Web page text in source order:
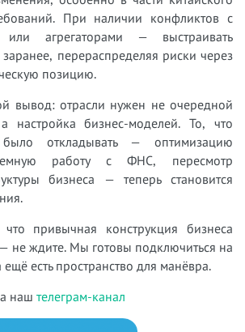
При наличии конфликтов с
или агрегаторами — выстраивать
перераспределяя риски через
позицию.
вывод: отрасли нужен не очередной
настройка бизнес-моделей. То, что
откладывать — оптимизацию
работу с ФНС, пересмотр
бизнеса — теперь становится
привычная конструкция бизнеса
не ждите. Мы готовы подключиться на
есть пространство для манёвра.
наш телеграм-канал